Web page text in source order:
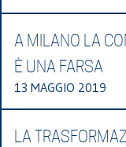
A MILANO LA
È UNA FARSA
13 MAGGIO 2019
LA